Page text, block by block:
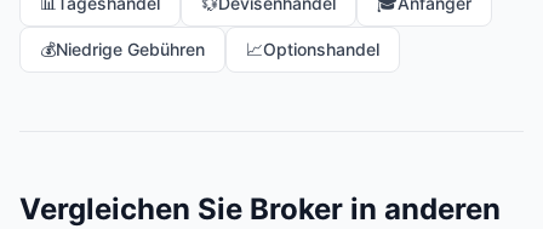
💰Niedrige Gebühren 📈Optionshandel
Vergleichen Sie Broker in anderen